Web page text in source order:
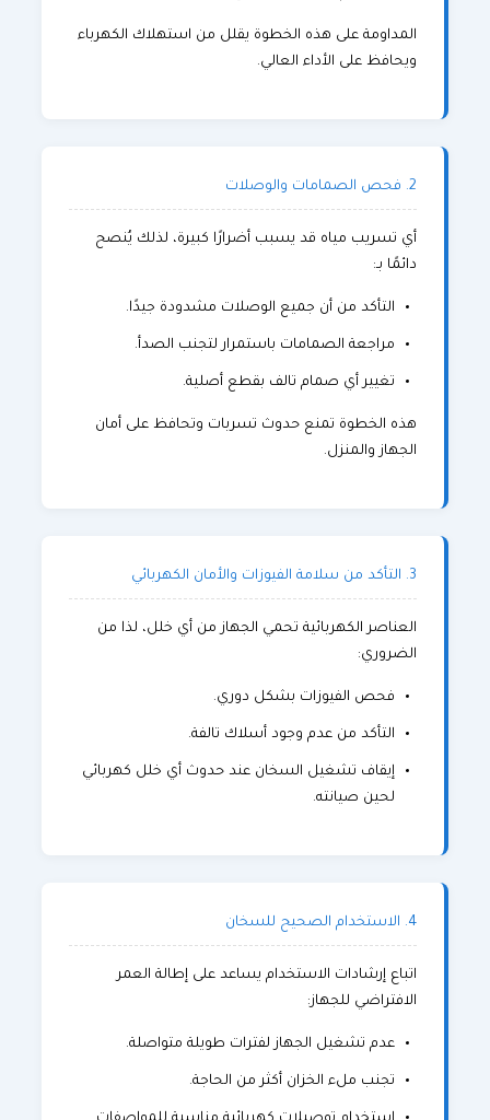
المداومة على هذه الخطوة يقلل من استهلاك الكهرباء
ويحافظ على الأداء العالي.
2. فحص الصمامات والوصلات
أي تسريب مياه قد يسبب أضرارًا كبيرة، لذلك يُنصح
دائمًا بـ:
التأكد من أن جميع الوصلات مشدودة جيدًا.
مراجعة الصمامات باستمرار لتجنب الصدأ.
تغيير أي صمام تالف بقطع أصلية.
هذه الخطوة تمنع حدوث تسربات وتحافظ على أمان
الجهاز والمنزل.
3. التأكد من سلامة الفيوزات والأمان الكهربائي
العناصر الكهربائية تحمي الجهاز من أي خلل، لذا من
الضروري:
فحص الفيوزات بشكل دوري.
التأكد من عدم وجود أسلاك تالفة.
إيقاف تشغيل السخان عند حدوث أي خلل كهربائي
لحين صيانته.
4. الاستخدام الصحيح للسخان
اتباع إرشادات الاستخدام يساعد على إطالة العمر
الافتراضي للجهاز:
عدم تشغيل الجهاز لفترات طويلة متواصلة.
تجنب ملء الخزان أكثر من الحاجة.